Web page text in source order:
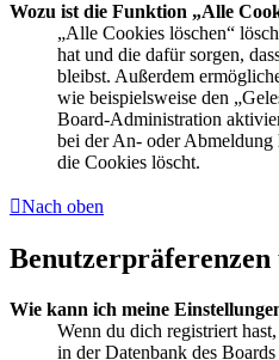
Wozu ist die Funktion „Alle
„Alle Cookies löschen“
hat und die dafür sorgen,
bleibst. Außerdem
wie beispielsweise den
Board-Administration
bei der An- oder Abmeldung
die Cookies löscht.
Nach oben
Benutzerpräferenzen
Wie kann ich meine
Wenn du dich registriert
in der Datenbank des